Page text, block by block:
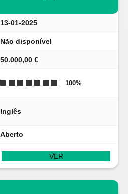
13-01-2025
Não disponível
50.000,00 €
100%
Inglês
Aberto
VER